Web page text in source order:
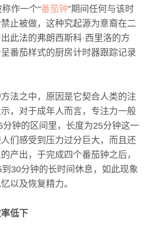
作一个“番茄钟”期间任何与该时
止被做，这种究起源为意裔在二
此法的弗朗西斯科·西里洛的方
番茄样式的厨房计时器跟踪记录
法之中，原因是它契合人类的注
，对于成年人而言，专注力一般
钟的区间里，长度为25分钟这一
们感受到压力过分巨大，而且还
产出，于完成四个番茄钟之后，
30分钟的长时间休息，如此现象
以及恢复精力。
低下